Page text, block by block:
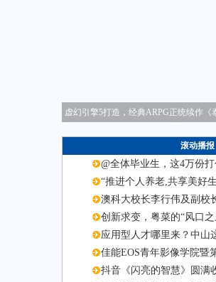
苹果iTunesMovieTrailers应用挂出
滚动播报
@全体毕业生，这4万份
“推进个人养老,共享美好
澳科大校长李行伟及副校
创新求变，粤菜的“风口
应用型人才哪里来？中山
佳能EOS青年影像学院暨
抖音《闪亮的智慧》圆满